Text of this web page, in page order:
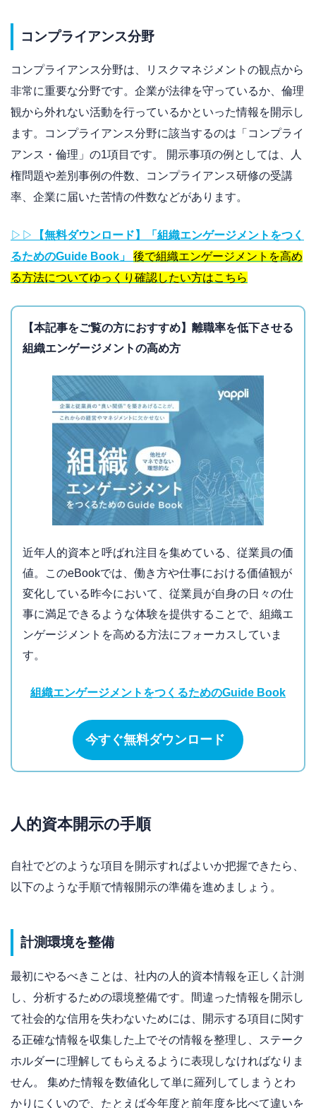
コンプライアンス分野
コンプライアンス分野は、リスクマネジメントの観点から
非常に重要な分野です。企業が法律を守っているか、倫理
観から外れない活動を行っているかといった情報を開示し
ます。コンプライアンス分野に該当するのは「コンプライ
アンス・倫理」の1項目です。 開示事項の例としては、人
権問題や差別事例の件数、コンプライアンス研修の受講
率、企業に届いた苦情の件数などがあります。
▷▷
【無料ダウンロード】「組織エンゲージメントをつく
るためのGuide Book」 後で組織エンゲージメントを高め
る方法についてゆっくり確認したい方はこちら
【本記事をご覧の方におすすめ】離職率を低下させる
組織エンゲージメントの高め方
近年人的資本と呼ばれ注目を集めている、従業員の価
値。このeBookでは、働き方や仕事における価値観が
変化している昨今において、従業員が自身の日々の仕
事に満足できるような体験を提供することで、組織エ
ンゲージメントを高める方法にフォーカスしていま
す。
組織エンゲージメントをつくるためのGuide Book
今すぐ無料ダウンロード
人的資本開示の手順
自社でどのような項目を開示すればよいか把握できたら、
以下のような手順で情報開示の準備を進めましょう。
計測環境を整備
最初にやるべきことは、社内の人的資本情報を正しく計測
し、分析するための環境整備です。間違った情報を開示し
て社会的な信用を失わないためには、開示する項目に関す
る正確な情報を収集した上でその情報を整理し、ステーク
ホルダーに理解してもらえるように表現しなければなりま
せん。 集めた情報を数値化して単に羅列してしまうとわ
かりにくいので、たとえば今年度と前年度を比べて違いを